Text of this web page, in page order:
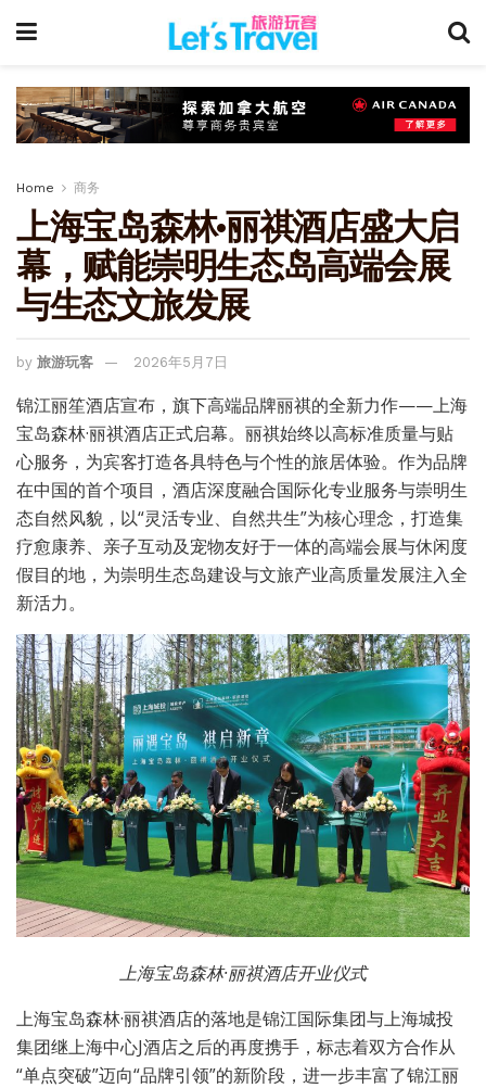
Home 商务
上海宝岛森林·丽祺酒店盛大启
幕，赋能崇明生态岛高端会展
与生态文旅发展
by 旅游玩客 2026年5月7日
锦江丽笙酒店宣布，旗下高端品牌丽祺的全新力作——上海
宝岛森林·丽祺酒店正式启幕。丽祺始终以高标准质量与贴
心服务，为宾客打造各具特色与个性的旅居体验。作为品牌
在中国的首个项目，酒店深度融合国际化专业服务与崇明生
态自然风貌，以“灵活专业、自然共生”为核心理念，打造集
疗愈康养、亲子互动及宠物友好于一体的高端会展与休闲度
假目的地，为崇明生态岛建设与文旅产业高质量发展注入全
新活力。
上海宝岛森林·丽祺酒店开业仪式
上海宝岛森林·丽祺酒店的落地是锦江国际集团与上海城投
集团继上海中心J酒店之后的再度携手，标志着双方合作从
“单点突破”迈向“品牌引领”的新阶段，进一步丰富了锦江丽